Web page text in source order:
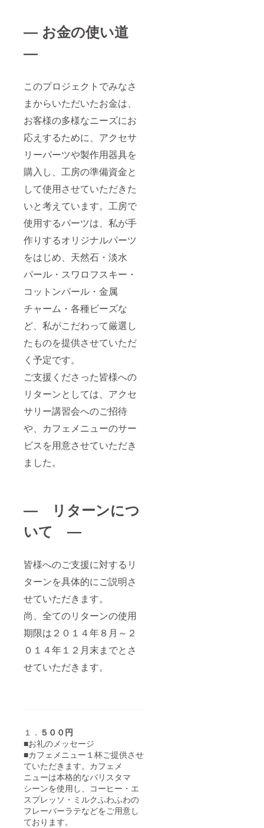
― お金の使い道
―
このプロジェクトでみなさ
まからいただいたお金は、
お客様の多様なニーズにお
応えするために、アクセサ
リーパーツや製作用器具を
購入し、工房の準備資金と
して使用させていただきた
いと考えています。工房で
使用するパーツは、私が手
作りするオリジナルパーツ
をはじめ、天然石・淡水
パール・スワロフスキー・
コットンパール・金属
チャーム・各種ビーズな
ど、私がこだわって厳選し
たものを提供させていただ
く予定です。
ご支援くださった皆様への
リターンとしては、アクセ
サリー講習会へのご招待
や、カフェメニューのサー
ビスを用意させていただき
ました。
― リターンにつ
いて ―
皆様へのご支援に対するリ
ターンを具体的にご説明さ
せていただきます。
尚、全てのリターンの使用
期限は２０１４年８月～２
０１４年１２月末までとさ
せていただきます。
１． ５００円
■お礼のメッセージ
■カフェメニュー１杯ご提供させ
ていただきます。カフェメ
ニューは本格的なバリスタマ
シーンを使用し、コーヒー・エ
スプレッソ・ミルクふわふわの
フレーバーラテなどをご用意し
ております。